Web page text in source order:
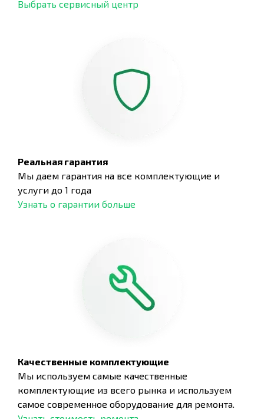
Выбрать сервисный центр
Реальная гарантия
Мы даем гарантия на все комплектующие и
услуги до 1 года
Узнать о гарантии больше
Качественные комплектующие
Мы используем самые качественные
комплектующие из всего рынка и используем
самое современное оборудование для ремонта.